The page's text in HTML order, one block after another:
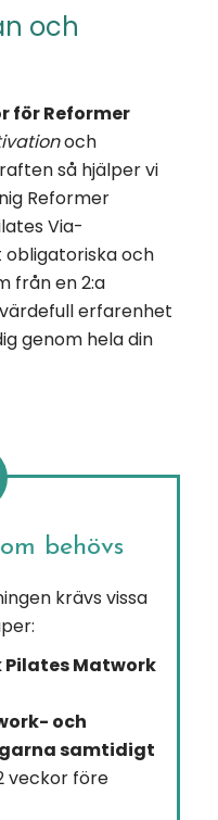
och
för Reformer
och
så hjälper vi
Reformer
Via-
och
från en 2:a
erfarenhet
genom hela din
behövs
krävs vissa
Pilates Matwork
och
samtidigt
veckor före